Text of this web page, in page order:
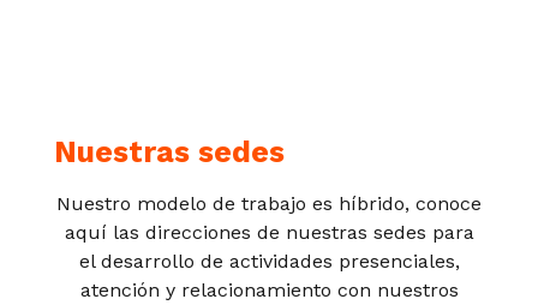
Nuestras sedes
Nuestro modelo de trabajo es híbrido, conoce
aquí las direcciones de nuestras sedes para
el desarrollo de actividades presenciales,
atención y relacionamiento con nuestros